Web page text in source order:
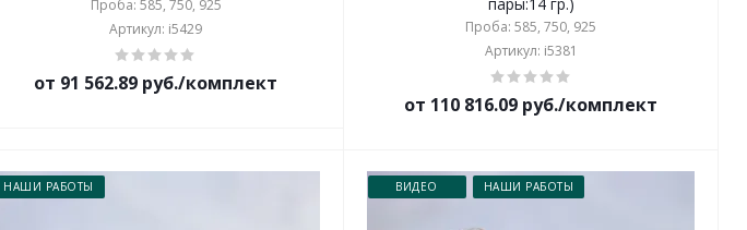
Проба: 585, 750, 925
Артикул: i5429
от 91 562.89 руб./комплект
Проба: 585, 750, 925
Артикул: i5381
от 110 816.09 руб./комплект
НАШИ РАБОТЫ ВИДЕО НАШИ РАБОТЫ